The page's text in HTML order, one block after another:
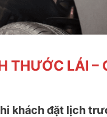
THƯỚC LÁI –
khách đặt lịch